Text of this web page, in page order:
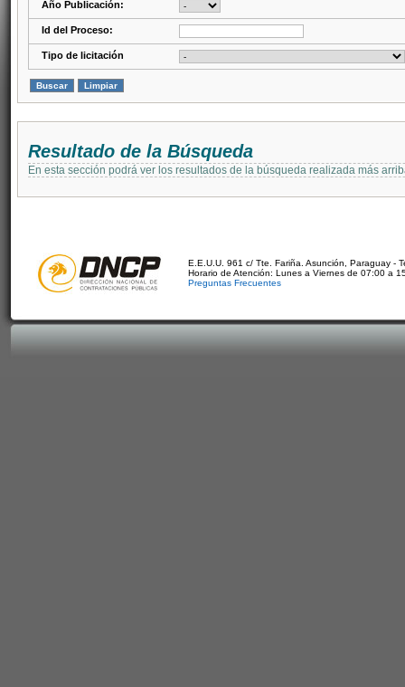
Año Publicación:
Id del Proceso:
Tipo de licitación
Resultado de la Búsqueda
En esta sección podrá ver los resultados de la búsqueda realizada más
E.E.U.U. 961 c/ Tte. Fariña. Asunción, Paraguay -
Horario de Atención: Lunes a Viernes de 07:00 a
Preguntas Frecuentes